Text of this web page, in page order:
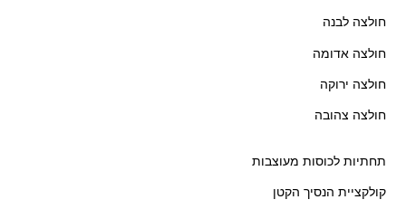
חולצה לבנה
חולצה אדומה
חולצה ירוקה
חולצה צהובה
תחתיות לכוסות מעוצבות
קולקציית הנסיך הקטן